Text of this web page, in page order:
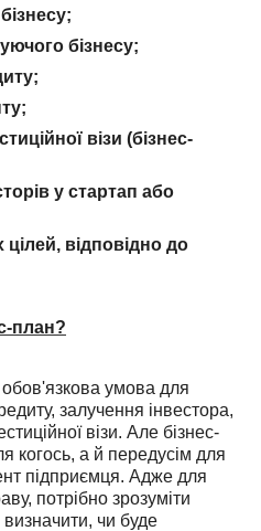
бізнесу;
візи (бізнес-
у стартап або
відповідно до
план?
обов'язкова умова для
залучення інвестора,
візи. Але бізнес-
когось, а й передусім для
підприємця. Адже для
потрібно зрозуміти
визначити, чи буде